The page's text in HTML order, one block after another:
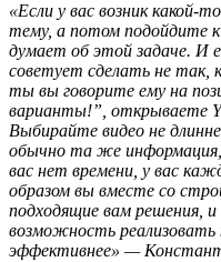
«Если у вас возник какой-
тему, а потом подойдите
думает об этой задаче. И
советует сделать не так,
ты вы говорите ему на
варианты!”, открываете
Выбирайте видео не
обычно та же
вас нет времени, у вас
образом вы вместе со
подходящие вам решения,
возможность
эффективнее» —